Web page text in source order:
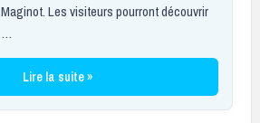
Maginot. Les visiteurs pourront découvrir
…
Lire la suite »